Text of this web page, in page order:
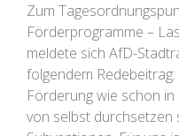
Zum
Förderprogramme –
meldete sich AfD-
folgendem
Förderung wie schon
von selbst durchsetzen